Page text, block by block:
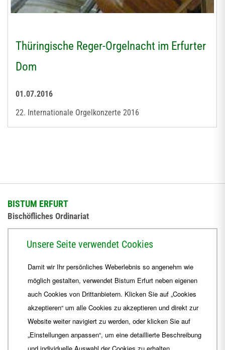
Thüringische Reger-Orgelnacht im Erfurter
Dom
01.07.2016
22. Internationale Orgelkonzerte 2016
BISTUM ERFURT
Bischöfliches Ordinariat
+49 361 6572-444
ordinariat Bistum-Erfurt.de
Unsere Seite verwendet Cookies
Damit wir Ihr persönliches Weberlebnis so angenehm wie
möglich gestalten, verwendet Bistum Erfurt neben eigenen
auch Cookies von Drittanbietern. Klicken Sie auf „Cookies
akzeptieren“ um alle Cookies zu akzeptieren und direkt zur
Website weiter navigiert zu werden, oder klicken Sie auf
„Einstellungen anpassen“, um eine detaillierte Beschreibung
und individuelle Auswahl der Cookies zu erhalten.